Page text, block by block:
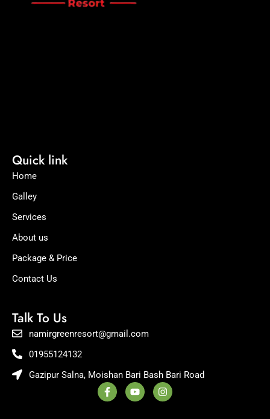
Quick link
Home
Galley
Services
About us
Package & Price
Contact Us
Talk To Us
namirgreenresort@gmail.com
01955124132
Gazipur Salna, Moishan Bari Bash Bari Road
F
a
c
Y
o
u
I
n
s